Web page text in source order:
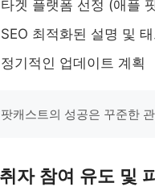
타겟 플랫폼 선정 (애플
SEO 최적화된 설명 및
정기적인 업데이트 계획
팟캐스트의 성공은 꾸준한
자 참여 유도 및